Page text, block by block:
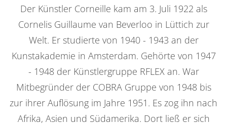
Der Künstler Corneille kam am 3. Juli 1922 als
Cornelis Guillaume van Beverloo in Lüttich zur
Welt. Er studierte von 1940 - 1943 an der
Kunstakademie in Amsterdam. Gehörte von 1947
- 1948 der Künstlergruppe RFLEX an. War
Mitbegründer der COBRA Gruppe von 1948 bis
zur ihrer Auflösung im Jahre 1951. Es zog ihn nach
Afrika, Asien und Südamerika. Dort ließ er sich